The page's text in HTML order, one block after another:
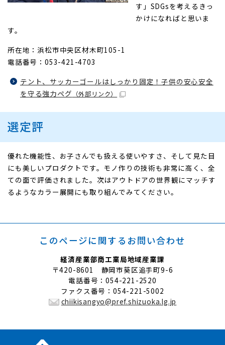
す」SDGsを考えるきっ
かけになればと思いま
す。
所在地：浜松市中央区材木町105-1
電話番号：053-421-4703
テント、サッカーゴールはしっかり固定！子供の安心安全
を守る強力ペグ （外部リンク）
選定評
優れた機能性、お子さんでも扱える使いやすさ、そして見た目
にも美しいプロダクトです。モノ作りの技術も非常に高く、全
ての面で評価されました。次はアウトドアの世界観にマッチす
るようなカラー展開にも取り組んでみてください。
このページに関する お問い合わせ
経済産業部商工業局地域産業課
〒420-8601 静岡市葵区追手町9-6
電話番号：054-221-2520
ファクス番号：054-221-5002
chiikisangyo@pref.shizuoka.lg.jp